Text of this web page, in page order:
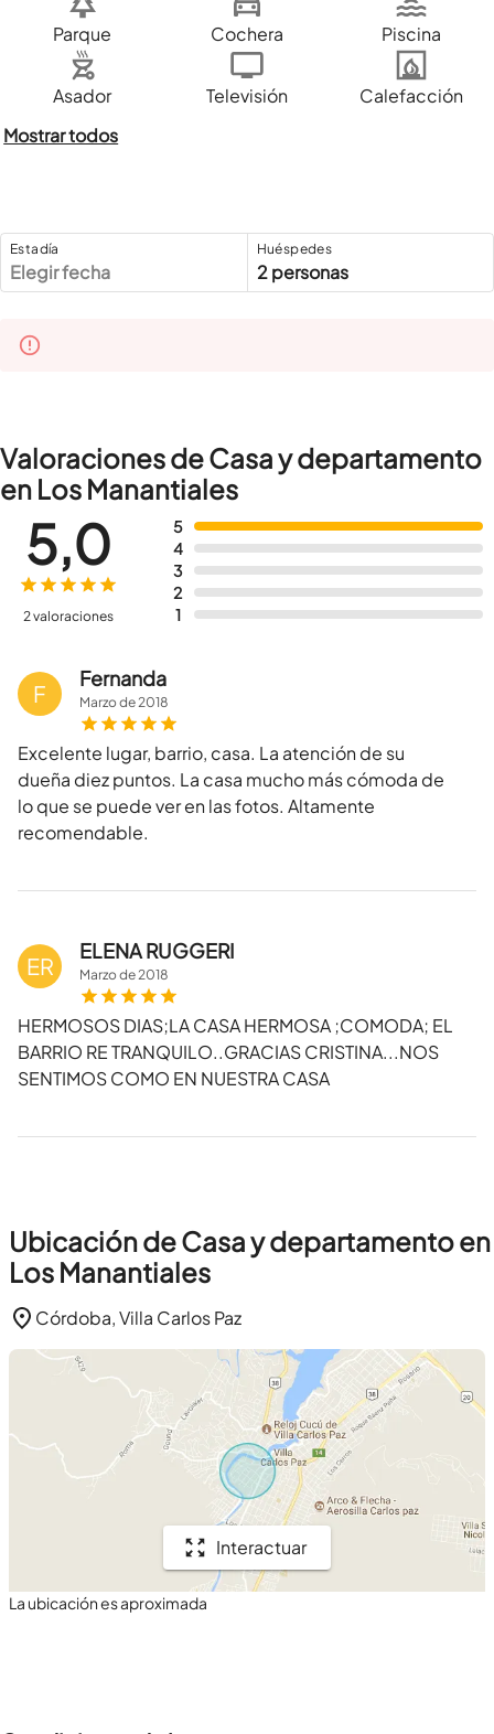
Parque Cochera Piscina
Asador Televisión
Calefacción
Mostrar todos
Estadía
Elegir fecha
Huéspedes
2 personas
Valoraciones de Casa y departamento
en Los Manantiales
5
4
3
2
1
5,0
2 valoraciones
F
Fernanda
Marzode2018
Excelente lugar, barrio, casa. La atención de su
dueña diez puntos. La casa mucho más cómoda de
lo que se puede ver en las fotos. Altamente
recomendable.
ER
ELENA RUGGERI
Marzode2018
HERMOSOS DIAS;LA CASA HERMOSA ;COMODA; EL
BARRIO RE TRANQUILO..GRACIAS CRISTINA...NOS
SENTIMOS COMO EN NUESTRA CASA
Ubicación de Casa y departamento en
Los Manantiales
Córdoba, Villa Carlos Paz
Interactuar
La ubicación es aproximada